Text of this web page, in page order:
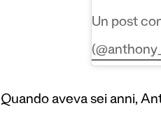
Un post
Quando aveva sei anni,